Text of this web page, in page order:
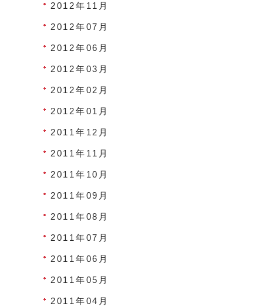
2012年11月
2012年07月
2012年06月
2012年03月
2012年02月
2012年01月
2011年12月
2011年11月
2011年10月
2011年09月
2011年08月
2011年07月
2011年06月
2011年05月
2011年04月